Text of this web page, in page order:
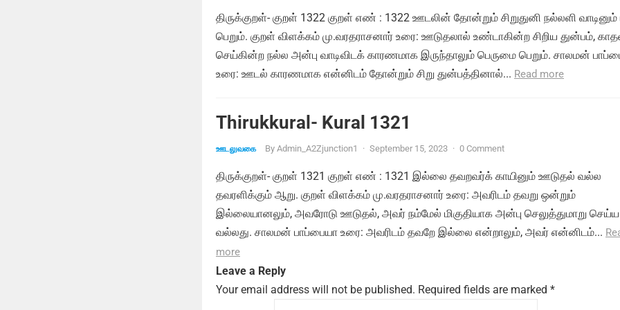
திருக்குறள்- குறள் 1322 குறள் எண் : 1322 ஊடலின் தோன்றும் சிறுதுனி நல்லளி வாடினும்
பெறும். குறள் விளக்கம் மு.வரதராசனார் உரை: ஊடுதலால் உண்டாகின்ற சிறிய துன்பம்,
செய்கின்ற நல்ல அன்பு வாடிவிடக் காரணமாக இருந்தாலும் பெருமை பெறும். சாலமன்
உரை: ஊடல் காரணமாக என்னிடம் தோன்றும் சிறு துன்பத்தினால்... Read more
Thirukkural- Kural 1321
ஊடலுவகை By Admin_A2Zjunction1 · September 15, 2023 · 0 Comment
திருக்குறள்- குறள் 1321 குறள் எண் : 1321 இல்லை தவறவர்க் காயினும் ஊடுதல் வல்ல
தவரளிக்கும் ஆறு. குறள் விளக்கம் மு.வரதராசனார் உரை: அவரிடம் தவறு ஒன்றும்
இல்லையானலும், அவரோடு ஊடுதல், அவர் நம்மேல் மிகுதியாக அன்பு செலுத்துமாறு செய்ய
வல்லது. சாலமன் பாப்பையா உரை: அவரிடம் தவறே இல்லை என்றாலும், அவர் என்னிடம்...
more
Leave a Reply
Your email address will not be published. Required fields are marked *